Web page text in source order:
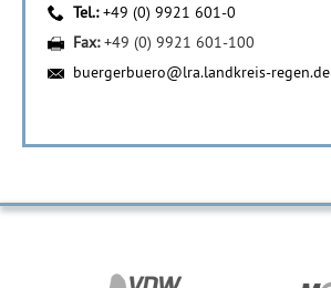
Tel.:+49 (0) 9921 601-0
Fax:+49 (0) 9921 601-100
buergerbuero@lra.landkreis-regen.de